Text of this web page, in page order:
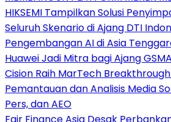
HIKSEMI Tampilkan Solusi
Seluruh Skenario di Ajang DTI
Pengembangan AI di Asia
Huawei Jadi Mitra bagi Ajang
Cision Raih MarTech
Pemantauan dan Analisis Media
Pers, dan AEO
Fair Finance Asia Desak